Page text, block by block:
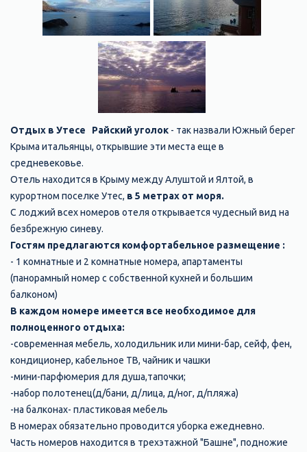
Отдых в Утесе Райский уголок - так назвали Южный берег
Крыма итальянцы, открывшие эти места еще в
средневековье.
Отель находится в Крыму между Алуштой и Ялтой, в
курортном поселке Утес, в 5 метрах от моря.
С лоджий всех номеров отеля открывается чудесный вид на
безбрежную синеву.
Гостям предлагаются комфортабельное размещение :
- 1 комнатные и 2 комнатные номера, апартаменты
(панорамный номер с собственной кухней и большим
балконом)
В каждом номере имеется все необходимое для
полноценного отдыха:
-современная мебель, холодильник или мини-бар, сейф, фен,
кондиционер, кабельное ТВ, чайник и чашки
-мини-парфюмерия для душа,тапочки;
-набор полотенец(д/бани, д/лица, д/ног, д/пляжа)
-на балконах- пластиковая мебель
В номерах обязательно проводится уборка ежедневно.
Часть номеров находится в трехэтажной "Башне", подножие